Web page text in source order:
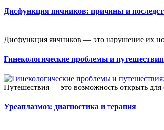
Дисфункция яичников: причины и
Дисфункция яичников — это нарушение их
Гинекологические проблемы и
Путешествия — это возможность открыть для
Уреаплазмоз: диагностика и терапия